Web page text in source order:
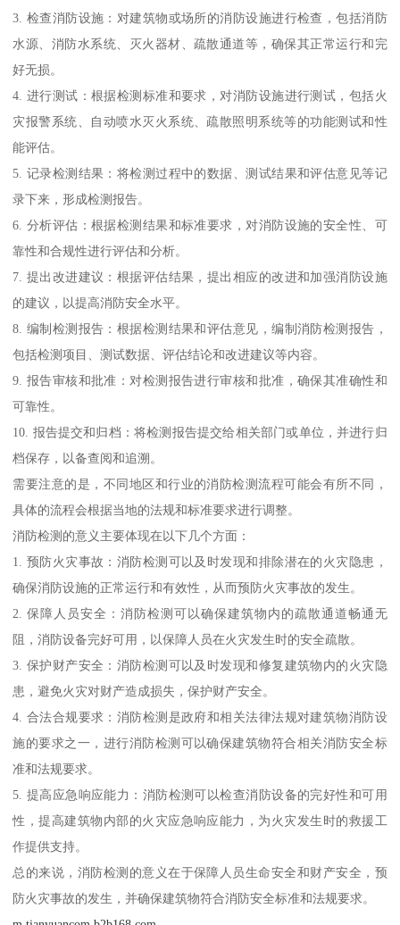
3. 检查消防设施：对建筑物或场所的消防设施进行检查，包括消防
水源、消防水系统、灭火器材、疏散通道等，确保其正常运行和完
好无损。
4. 进行测试：根据检测标准和要求，对消防设施进行测试，包括火
灾报警系统、自动喷水灭火系统、疏散照明系统等的功能测试和性
能评估。
5. 记录检测结果：将检测过程中的数据、测试结果和评估意见等记
录下来，形成检测报告。
6. 分析评估：根据检测结果和标准要求，对消防设施的安全性、可
靠性和合规性进行评估和分析。
7. 提出改进建议：根据评估结果，提出相应的改进和加强消防设施
的建议，以提高消防安全水平。
8. 编制检测报告：根据检测结果和评估意见，编制消防检测报告，
包括检测项目、测试数据、评估结论和改进建议等内容。
9. 报告审核和批准：对检测报告进行审核和批准，确保其准确性和
可靠性。
10. 报告提交和归档：将检测报告提交给相关部门或单位，并进行归
档保存，以备查阅和追溯。
需要注意的是，不同地区和行业的消防检测流程可能会有所不同，
具体的流程会根据当地的法规和标准要求进行调整。
消防检测的意义主要体现在以下几个方面：
1. 预防火灾事故：消防检测可以及时发现和排除潜在的火灾隐患，
确保消防设施的正常运行和有效性，从而预防火灾事故的发生。
2. 保障人员安全：消防检测可以确保建筑物内的疏散通道畅通无
阻，消防设备完好可用，以保障人员在火灾发生时的安全疏散。
3. 保护财产安全：消防检测可以及时发现和修复建筑物内的火灾隐
患，避免火灾对财产造成损失，保护财产安全。
4. 合法合规要求：消防检测是政府和相关法律法规对建筑物消防设
施的要求之一，进行消防检测可以确保建筑物符合相关消防安全标
准和法规要求。
5. 提高应急响应能力：消防检测可以检查消防设备的完好性和可用
性，提高建筑物内部的火灾应急响应能力，为火灾发生时的救援工
作提供支持。
总的来说，消防检测的意义在于保障人员生命安全和财产安全，预
防火灾事故的发生，并确保建筑物符合消防安全标准和法规要求。